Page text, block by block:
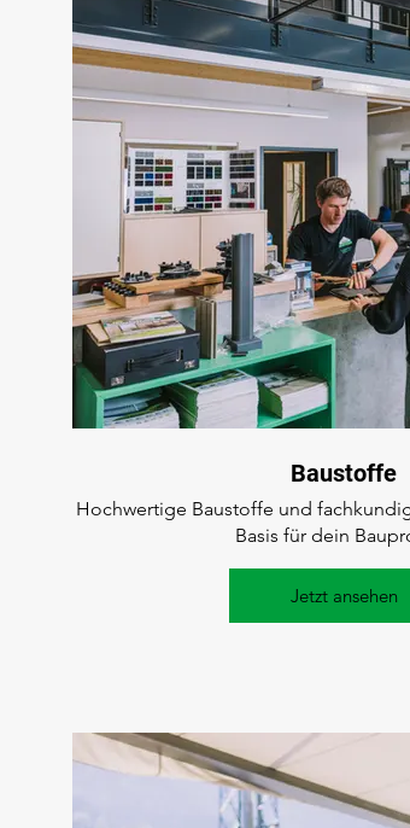
Baustoffe
Hochwertige Baustoffe und
Basis für dein
Jetzt ansehen